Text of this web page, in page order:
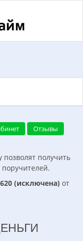
Отзывы
получить
(исключена) от